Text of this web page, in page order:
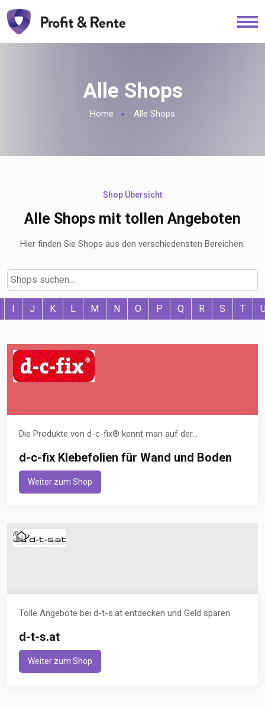
Alle Shops
Home Alle Shops
Shop Übersicht
Alle Shops mit tollen Angeboten
Hier finden Sie Shops aus den verschiedensten Bereichen.
I J K L M N O P Q R S T
Die Produkte von d-c-fix® kennt man auf der...
d-c-fix Klebefolien für Wand und Boden
Weiter zum Shop
Tolle Angebote bei d-t-s.at entdecken und Geld sparen.
d-t-s.at
Weiter zum Shop